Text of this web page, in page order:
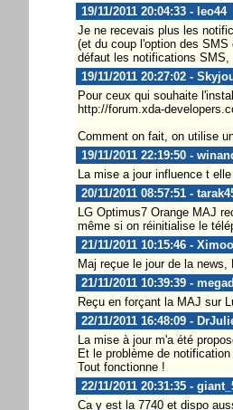
19/11/2011 20:04:33 - leo44
Je ne recevais plus les
(et du coup l'option des
défaut les notifications SMS,
19/11/2011 20:27:02 -
Pour ceux qui souhaite
http://forum.xda-
Comment on fait, on utilise
19/11/2011 22:19:50 -
La mise a jour influence t
20/11/2011 08:57:51 -
LG Optimus7 Orange MAJ
même si on réinitialise le
21/11/2011 10:15:46 -
Maj reçue le jour de la news,
21/11/2011 10:39:39 -
Reçu en forçant la MAJ sur
22/11/2011 16:48:09 -
La mise à jour m'a été
Et le problème de
Tout fonctionne !
22/11/2011 20:31:35 -
Ca y est la 7740 et dispo